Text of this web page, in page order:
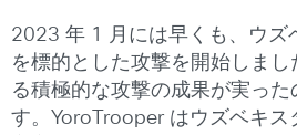
2023 年 1 月には早くも、ウズ
を標的とした攻撃を開始しま
る積極的な攻撃の成果が実っ
す。YoroTrooper はウズベキス